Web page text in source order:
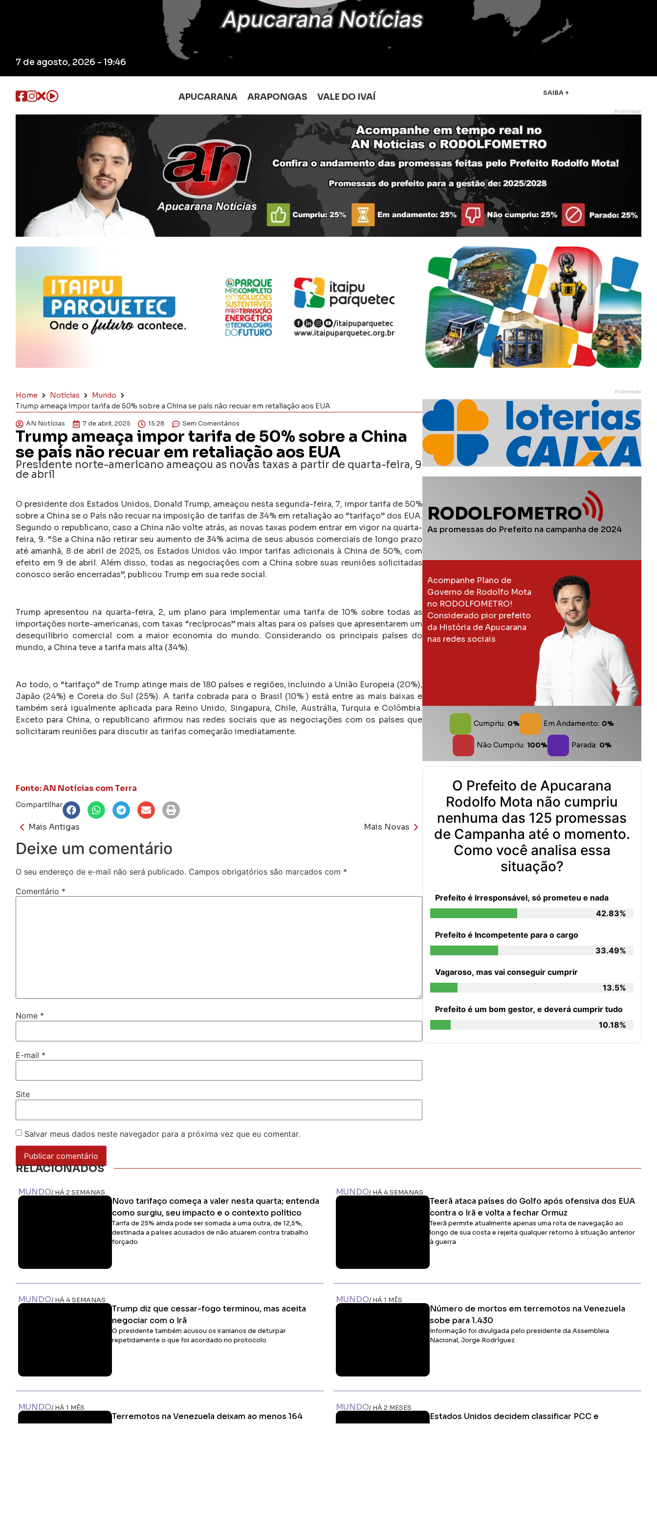
7 de agosto, 2026 - 19:46
APUCARANA ARAPONGAS VALE DO IVAÍ SAIBA +
Publicidade
Home Notícias
Mundo
Trump ameaça impor tarifa de 50% sobre a China se país não recuar em retaliação aos EUA
AN Notícias 7 de abril, 2025 15:28 Sem Comentários
Trump ameaça impor tarifa de 50% sobre a China
se país não recuar em retaliação aos EUA
Presidente norte-americano ameaçou as novas taxas a partir de quarta-feira, 9
de abril
O presidente dos Estados Unidos, Donald Trump, ameaçou nesta segunda-feira, 7, impor tarifa de 50%
sobre a China se o País não recuar na imposição de tarifas de 34% em retaliação ao “tarifaço” dos EUA.
Segundo o republicano, caso a China não volte atrás, as novas taxas podem entrar em vigor na quarta-
feira, 9. “Se a China não retirar seu aumento de 34% acima de seus abusos comerciais de longo prazo
até amanhã, 8 de abril de 2025, os Estados Unidos vão impor tarifas adicionais à China de 50%, com
efeito em 9 de abril. Além disso, todas as negociações com a China sobre suas reuniões solicitadas
conosco serão encerradas”, publicou Trump em sua rede social.
Trump apresentou na quarta-feira, 2, um plano para implementar uma tarifa de 10% sobre todas as
importações norte-americanas, com taxas “recíprocas” mais altas para os países que apresentarem um
desequilíbrio comercial com a maior economia do mundo. Considerando os principais países do
mundo, a China teve a tarifa mais alta (34%).
Ao todo, o “tarifaço” de Trump atinge mais de 180 países e regiões, incluindo a União Europeia (20%),
Japão (24%) e Coreia do Sul (25%). A tarifa cobrada para o Brasil (10%¨) está entre as mais baixas e
também será igualmente aplicada para Reino Unido, Singapura, Chile, Austrália, Turquia e Colômbia.
Exceto para China, o republicano afirmou nas redes sociais que as negociações com os países que
solicitaram reuniões para discutir as tarifas começarão imediatamente.
Fonte: AN Notícias com Terra
Compartilhar
Mais Antigas Mais Novas
Deixe um comentário
O seu endereço de e-mail não será publicado. Campos obrigatórios são marcados com *
Comentário *
Nome *
E-mail *
Site
Salvar meus dados neste navegador para a próxima vez que eu comentar.
Publicidade
RODOLFOMETRO
As promessas do Prefeito na campanha de 2024
Acompanhe Plano de
Governo de Rodolfo Mota
no RODOLFOMETRO!
Considerado pior prefeito
da História de Apucarana
nas redes sociais
Cumpriu: 0% Em Andamento: 0%
Não Cumpriu: 100% Parada: 0%
O Prefeito de Apucarana
Rodolfo Mota não cumpriu
nenhuma das 125 promessas
de Campanha até o momento.
Como você analisa essa
situação?
Prefeito é Irresponsável, só prometeu e nada
42.83%
Prefeito é Incompetente para o cargo
33.49%
Vagaroso, mas vai conseguir cumprir
13.5%
Prefeito é um bom gestor, e deverá cumprir tudo
10.18%
RELACIONADOS
MUNDO/ HÁ 2 SEMANAS
Novo tarifaço começa a valer nesta quarta; entenda
como surgiu, seu impacto e o contexto político
Tarifa de 25% ainda pode ser somada a uma outra, de 12,5%,
destinada a países acusados de não atuarem contra trabalho
forçado
MUNDO/ HÁ 4 SEMANAS
Teerã ataca países do Golfo após ofensiva dos EUA
contra o Irã e volta a fechar Ormuz
Teerã permite atualmente apenas uma rota de navegação ao
longo de sua costa e rejeita qualquer retorno à situação anterior
à guerra
MUNDO/ HÁ 4 SEMANAS
Trump diz que cessar-fogo terminou, mas aceita
negociar com o Irã
O presidente também acusou os iranianos de deturpar
repetidamente o que foi acordado no protocolo
MUNDO/ HÁ 1 MÊS
Número de mortos em terremotos na Venezuela
sobe para 1.430
Informação foi divulgada pelo presidente da Assembleia
Nacional, Jorge Rodríguez
MUNDO/ HÁ 1 MÊS
Terremotos na Venezuela deixam ao menos 164
MUNDO/ HÁ 2 MESES
Estados Unidos decidem classificar PCC e